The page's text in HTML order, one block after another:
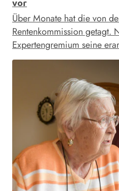
Über Monate hat die von
Rentenkommission getagt.
Expertengremium seine